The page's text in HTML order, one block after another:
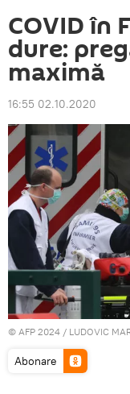
COVID în
dure:
maximă
16:55 02.10.2020
© AFP 2024 / LUDOVIC
Abonare